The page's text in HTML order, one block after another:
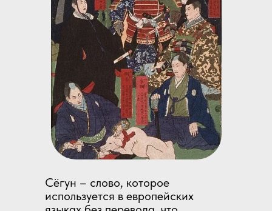
Сёгун – слово, которое
используется в европейских